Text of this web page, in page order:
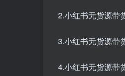
2.小红书无货源带
3.小红书无货源带
4.小红书无货源带